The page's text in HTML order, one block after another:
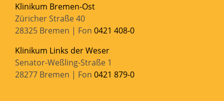
Klinikum Bremen-Ost
Züricher Straße 40
28325 Bremen | Fon 0421 408-0
Klinikum Links der Weser
Senator-Weßling-Straße 1
28277 Bremen | Fon 0421 879-0